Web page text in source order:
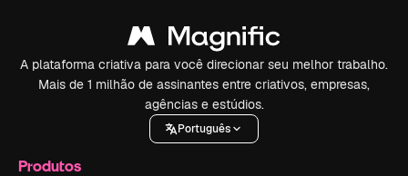
A plataforma criativa para você direcionar seu melhor trabalho.
Mais de 1 milhão de assinantes entre criativos, empresas,
agências e estúdios.
Português
Produtos